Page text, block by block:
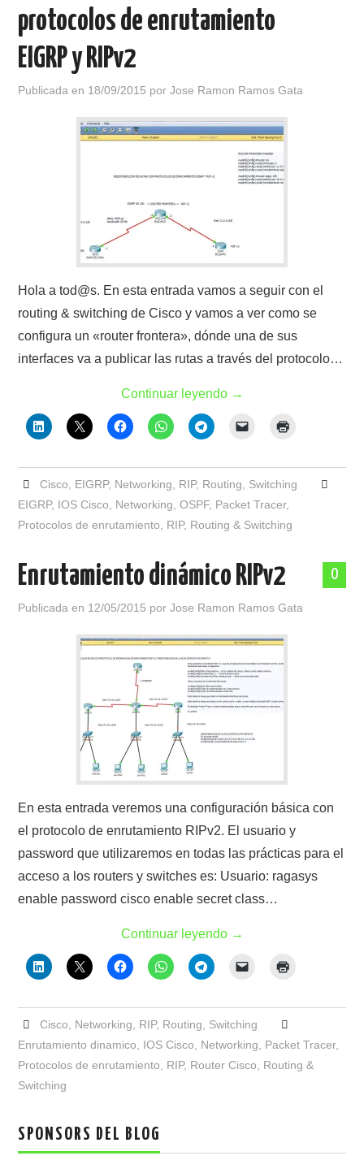
protocolos de enrutamiento
EIGRP y RIPv2
Publicada en 18/09/2015 porJose Ramon Ramos Gata
Hola a tod@s. En esta entrada vamos a seguir con el
routing & switching de Cisco y vamos a ver como se
configura un «router frontera», dónde una de sus
interfaces va a publicar las rutas a través del protocolo…
Continuar leyendo →
Cisco EIGRP, Networking RIP, Routing
Switching
EIGRP, IOS Cisco Networking ,OSPF, Packet Tracer,
Protocolos de enrutamiento
RIP, Routing & Switching
0
Enrutamiento dinámico RIPv2
Publicada en 12/05/2015 porJose Ramon Ramos Gata
En esta entrada veremos una configuración básica con
el protocolo de enrutamiento RIPv2. El usuario y
password que utilizaremos en todas las prácticas para el
acceso a los routers y switches es: Usuario: ragasys
enable password cisco enable secret class…
Continuar leyendo →
Cisco Networking RIP, Routing
Switching
Enrutamiento dinamico
IOS Cisco Networking Packet Tracer,
Protocolos de enrutamiento
RIP, Router Cisco
Routing &
Switching
SPONSORS DEL BLOG